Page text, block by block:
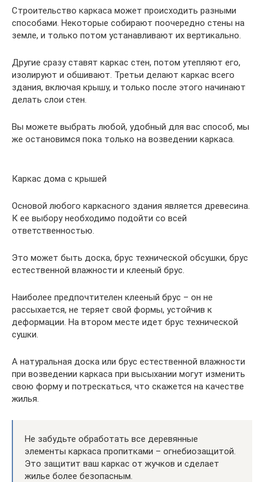
Строительство каркаса может происходить разными
способами. Некоторые собирают поочередно стены на
земле, и только потом устанавливают их вертикально.
Другие сразу ставят каркас стен, потом утепляют его,
изолируют и обшивают. Третьи делают каркас всего
здания, включая крышу, и только после этого начинают
делать слои стен.
Вы можете выбрать любой, удобный для вас способ, мы
же остановимся пока только на возведении каркаса.
Каркас дома с крышей
Основой любого каркасного здания является древесина.
К ее выбору необходимо подойти со всей
ответственностью.
Это может быть доска, брус технической обсушки, брус
естественной влажности и клееный брус.
Наиболее предпочтителен клееный брус – он не
рассыхается, не теряет свой формы, устойчив к
деформации. На втором месте идет брус технической
сушки.
А натуральная доска или брус естественной влажности
при возведении каркаса при высыхании могут изменить
свою форму и потрескаться, что скажется на качестве
жилья.
Не забудьте обработать все деревянные
элементы каркаса пропитками – огнебиозащитой.
Это защитит ваш каркас от жучков и сделает
жилье более безопасным.